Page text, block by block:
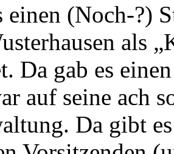
einen (Noch-?)
als
Da gab es
auf seine ach
Da gibt